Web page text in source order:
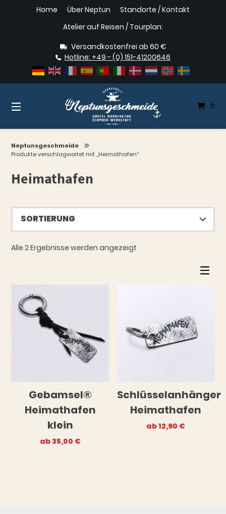
Home Über Neptun
Standorte / Kontakt
Atelier auf Reisen / Tourplan:
Versandkostenfrei ab 60 €
Hotline: +49 - (0) 151-41200646
0
Neptunsgeschmeide
Produkte verschlagwortet mit „Heimathafen“
Heimathafen
Alle 2 Ergebnisse werden angezeigt
Gebamsel®
Heimathafen
klein
ab 35,00 €
Schlüsselanhänger
Heimathafen
ab12,90 €